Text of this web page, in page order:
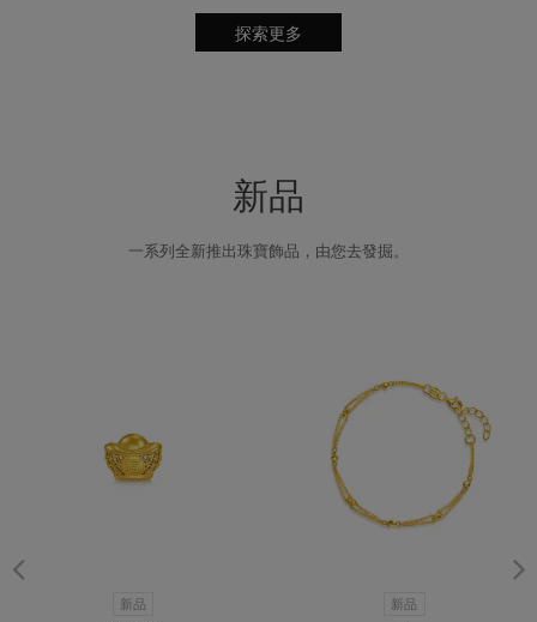
探索更多
新品
一系列全新推出珠寶飾品，由您去發掘。
新品 新品